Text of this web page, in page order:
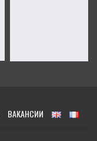
ВАКАНСИИ